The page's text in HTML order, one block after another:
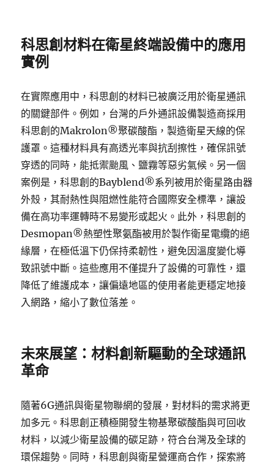
科思創材料在衛星終端設備中的應用
實例
在實際應用中，科思創的材料已被廣泛用於衛星通訊
的關鍵部件。例如，台灣的戶外通訊設備製造商採用
科思創的Makrolon®聚碳酸酯，製造衛星天線的保
護罩。這種材料具有高透光率與抗刮擦性，確保訊號
穿透的同時，能抵禦颱風、鹽霧等惡劣氣候。另一個
案例是，科思創的Bayblend®系列被用於衛星路由器
外殼，其耐熱性與阻燃性能符合國際安全標準，讓設
備在高功率運轉時不易變形或起火。此外，科思創的
Desmopan®熱塑性聚氨酯被用於製作衛星電纜的絕
緣層，在極低溫下仍保持柔韌性，避免因溫度變化導
致訊號中斷。這些應用不僅提升了設備的可靠性，還
降低了維護成本，讓偏遠地區的使用者能更穩定地接
入網路，縮小了數位落差。
未來展望：材料創新驅動的全球通訊
革命
隨著6G通訊與衛星物聯網的發展，對材料的需求將更
加多元。科思創正積極開發生物基聚碳酸酯與可回收
材料，以減少衛星設備的碳足跡，符合台灣及全球的
環保趨勢。同時，科思創與衛星營運商合作，探索將